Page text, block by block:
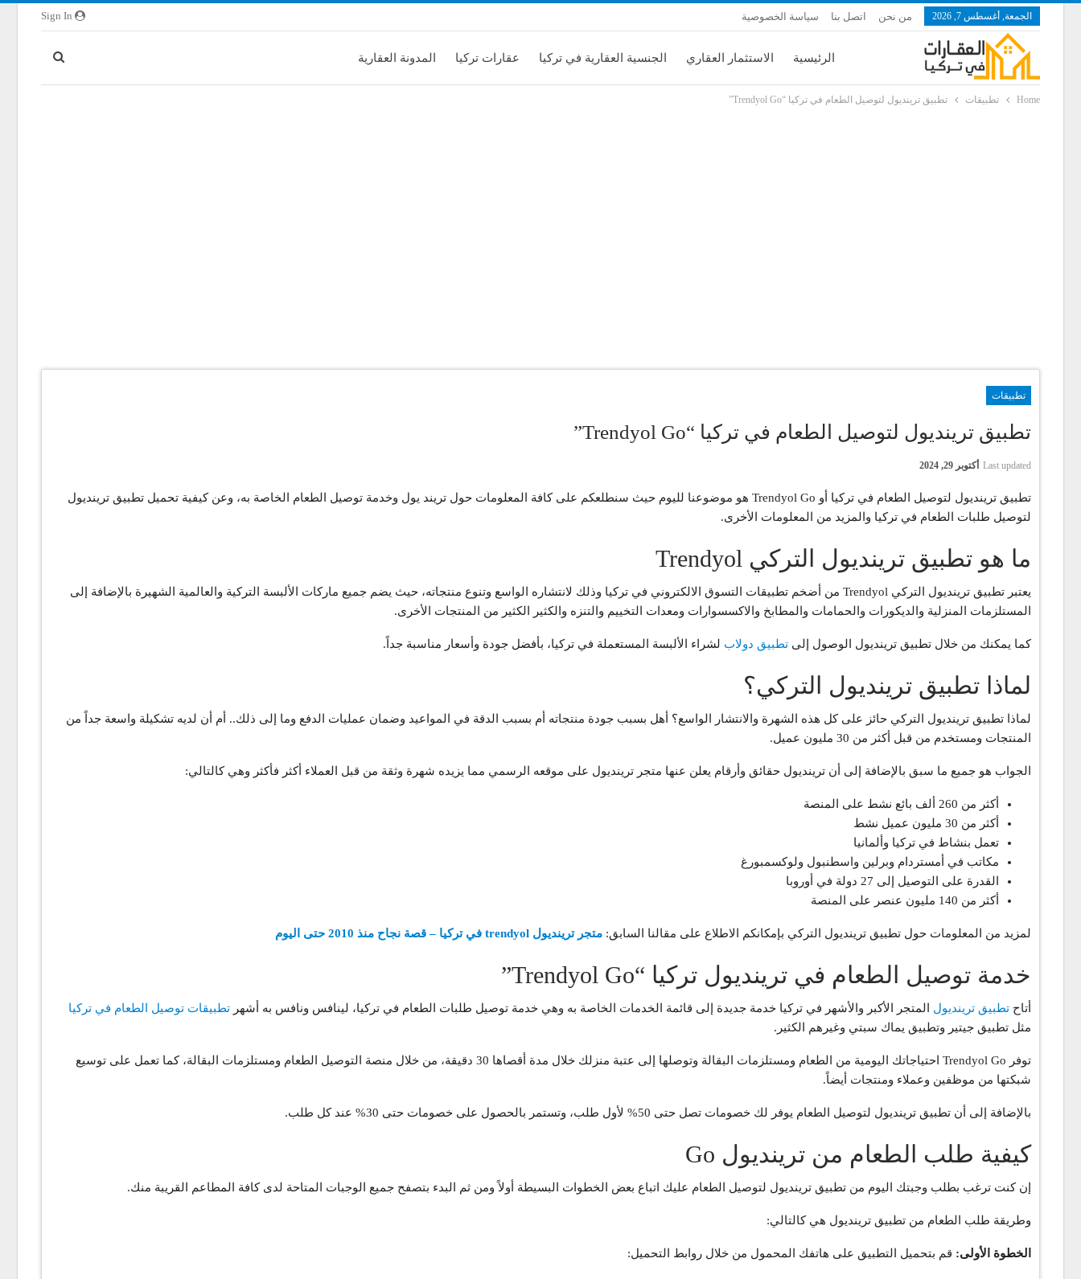
الجمعة, أغسطس 7, 2026 من نحن اتصل بنا سياسة الخصوصية
الرئيسية الاستثمار العقاري الجنسية العقارية في تركيا عقارات تركيا المدونة العقارية
Home تطبيقات تطبيق ترينديول لتوصيل الطعام في تركيا “Trendyol Go”
تطبيقات
تطبيق ترينديول لتوصيل الطعام في تركيا “Trendyol Go”
Last updated أكتوبر 29, 2024
تطبيق ترينديول لتوصيل الطعام في تركيا أو Trendyol Go هو موضوعنا لليوم حيث سنطلعكم على كافة المعلومات حول تريند يول وخدمة توصيل الطعام الخاصة به، وعن كيفية تحميل تطبيق ترينديول
لتوصيل طلبات الطعام في تركيا والمزيد من المعلومات الأخرى.
ما هو تطبيق ترينديول التركي Trendyol
يعتبر تطبيق ترينديول التركي Trendyol من أضخم تطبيقات التسوق الالكتروني في تركيا وذلك لانتشاره الواسع وتنوع منتجاته، حيث يضم جميع ماركات الألبسة التركية والعالمية الشهيرة بالإضافة إلى
المستلزمات المنزلية والديكورات والحمامات والمطابخ والاكسسوارات ومعدات التخييم والتنزه والكثير الكثير من المنتجات الأخرى.
كما يمكنك من خلال تطبيق ترينديول الوصول إلى تطبيق دولاب لشراء الألبسة المستعملة في تركيا، بأفضل جودة وأسعار مناسبة جداً.
لماذا تطبيق ترينديول التركي؟
لماذا تطبيق ترينديول التركي حائز على كل هذه الشهرة والانتشار الواسع؟ أهل بسبب جودة منتجاته أم بسبب الدقة في المواعيد وضمان عمليات الدفع وما إلى ذلك.. أم أن لديه تشكيلة واسعة جداً من
المنتجات ومستخدم من قبل أكثر من 30 مليون عميل.
الجواب هو جميع ما سبق بالإضافة إلى أن ترينديول حقائق وأرقام يعلن عنها متجر ترينديول على موقعه الرسمي مما يزيده شهرة وثقة من قبل العملاء أكثر فأكثر وهي كالتالي:
أكثر من 260 ألف بائع نشط على المنصة
أكثر من 30 مليون عميل نشط
تعمل بنشاط في تركيا وألمانيا
مكاتب في أمستردام وبرلين واسطنبول ولوكسمبورغ
القدرة على التوصيل إلى 27 دولة في أوروبا
أكثر من 140 مليون عنصر على المنصة
لمزيد من المعلومات حول تطبيق ترينديول التركي بإمكانكم الاطلاع على مقالنا السابق: متجر ترينديول trendyol في تركيا – قصة نجاح منذ 2010 حتى اليوم
خدمة توصيل الطعام في ترينديول تركيا “Trendyol Go”
أتاح تطبيق ترينديول المتجر الأكبر والأشهر في تركيا خدمة جديدة إلى قائمة الخدمات الخاصة به وهي خدمة توصيل طلبات الطعام في تركيا، لينافس ونافس به أشهر تطبيقات توصيل الطعام في تركيا
مثل تطبيق جيتير وتطبيق يماك سبتي وغيرهم الكثير.
توفر Trendyol Go احتياجاتك اليومية من الطعام ومستلزمات البقالة وتوصلها إلى عتبة منزلك خلال مدة أقصاها 30 دقيقة، من خلال منصة التوصيل الطعام ومستلزمات البقالة، كما تعمل على توسيع
شبكتها من موظفين وعملاء ومنتجات أيضاً.
بالإضافة إلى أن تطبيق ترينديول لتوصيل الطعام يوفر لك خصومات تصل حتى 50% لأول طلب، وتستمر بالحصول على خصومات حتى 30% عند كل طلب.
كيفية طلب الطعام من ترينديول Go
إن كنت ترغب بطلب وجبتك اليوم من تطبيق ترينديول لتوصيل الطعام عليك اتباع بعض الخطوات البسيطة أولاً ومن ثم البدء بتصفح جميع الوجبات المتاحة لدى كافة المطاعم القريبة منك.
وطريقة طلب الطعام من تطبيق ترينديول هي كالتالي:
الخطوة الأولى: قم بتحميل التطبيق على هاتفك المحمول من خلال روابط التحميل: